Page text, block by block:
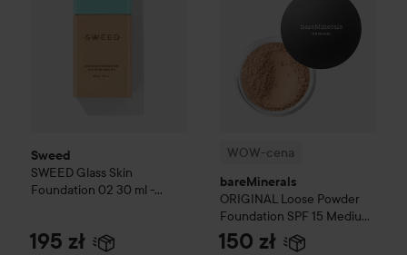
Sweed
SWEED Glass Skin
Foundation 02 30 ml -
195 zł
WOW-cena
bareMinerals
ORIGINAL Loose Powder
Foundation SPF 15 Medium
Beige
150 zł